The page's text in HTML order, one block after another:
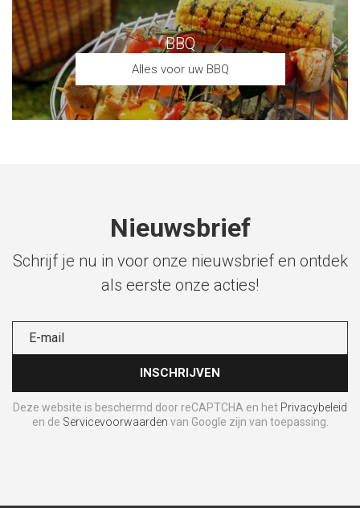
BBQ
Alles voor uw BBQ
Nieuwsbrief
Schrijf je nu in voor onze nieuwsbrief en ontdek
als eerste onze acties!
Deze website is beschermd door reCAPTCHA en het Privacybeleid
en de Servicevoorwaarden van Google zijn van toepassing.